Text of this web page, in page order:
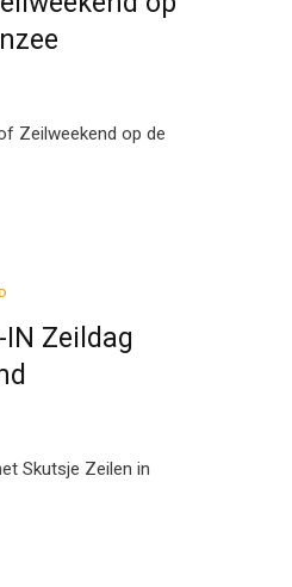
Zeilweekend op de
IN Zeildag
Skutsje Zeilen in